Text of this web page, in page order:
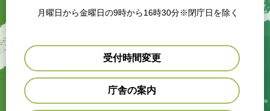
月曜日から金曜日の9時から16時30分※閉庁日を除く
受付時間変更
庁舎の案内